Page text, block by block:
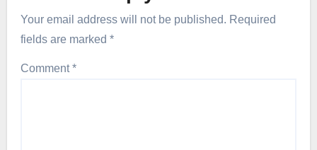
Your email address will not be published. Required
fields are marked *
Comment*